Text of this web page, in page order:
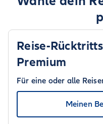
Reise-
Premium
Für eine oder alle
Meinen